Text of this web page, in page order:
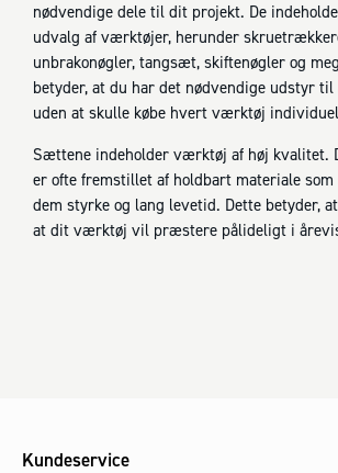
nødvendige dele til dit projekt. De
udvalg af værktøjer, herunder
unbrakonøgler, tangsæt, skiftenøgler og
betyder, at du har det nødvendige udstyr
uden at skulle købe hvert værktøj
Sættene indeholder værktøj af høj kvalitet.
er ofte fremstillet af holdbart materiale
dem styrke og lang levetid. Dette betyder,
at dit værktøj vil præstere pålideligt i
Kundeservice